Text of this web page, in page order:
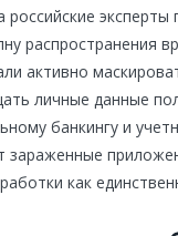
российские
распространения
активно
личные данные
банкингу и
как